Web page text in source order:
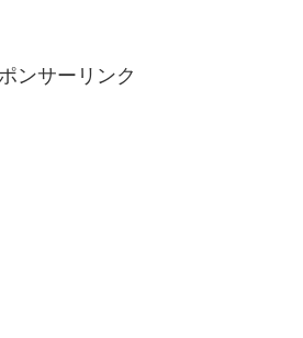
ンサーリンク